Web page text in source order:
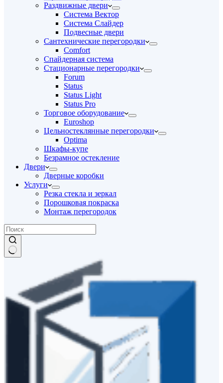
Раздвижные двери
Система Вектор
Система Слайдер
Подвесные двери
Сантехнические перегородки
Comfort
Спайдерная система
Стационарные перегородки
Forum
Status
Status Light
Status Pro
Торговое оборудование
Euroshop
Цельностеклянные перегородки
Optima
Шкафы-купе
Безрамное остекление
Двери
Дверные коробки
Услуги
Резка стекла и зеркал
Порошковая покраска
Монтаж перегородок